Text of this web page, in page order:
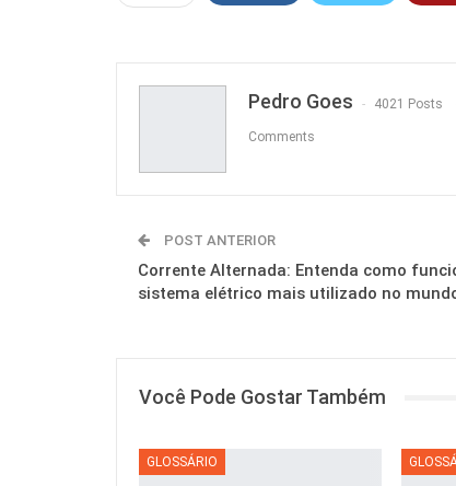
Pedro Goes 4021 Posts
Comments
POST ANTERIOR
Corrente Alternada: Entenda como
sistema elétrico mais utilizado no
Você Pode Gostar Também
GLOSSÁRIO